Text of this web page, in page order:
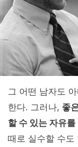
그 어떤 남자도
한다. 그러나, 좋
할 수 있는 자유
때로 실수할 수도